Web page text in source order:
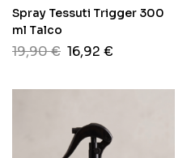
Spray Tessuti Trigger 300
ml Talco
19,90€ 16,92 €